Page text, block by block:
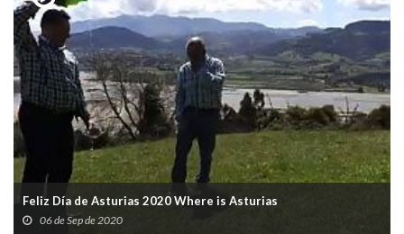
Feliz Día de Asturias 2020 Where is Asturias
06 de Sep de 2020